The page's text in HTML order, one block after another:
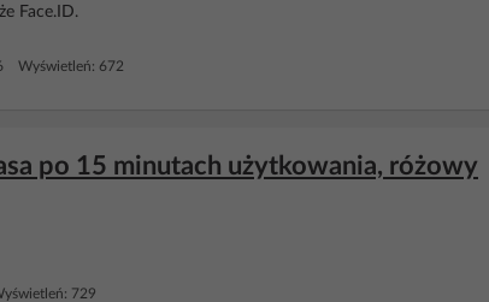
Face.ID.
Wyświetleń: 672
po 15 minutach użytkowania, różowy
729